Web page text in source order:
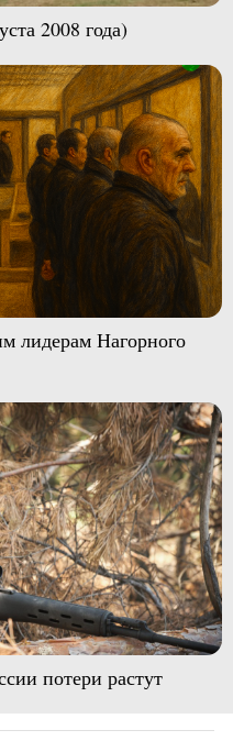
2008 года)
лидерам Нагорного
потери растут